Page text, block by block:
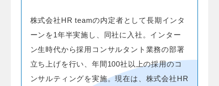
株式会社HR teamの内定者として長期インタ
ーンを1年半実施し、同社に入社。インター
ン生時代から採用コンサルタント業務の部署
立ち上げを行い、年間100社以上の採用のコ
ンサルティングを実施。現在は、株式会社HR